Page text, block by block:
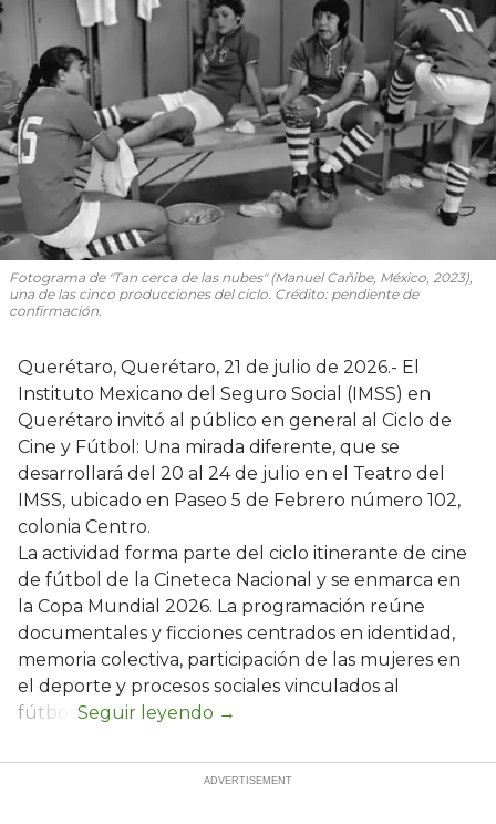
Fotograma de "Tan cerca de las nubes" (Manuel Cañibe, México, 2023),
una de las cinco producciones del ciclo. Crédito: pendiente de
confirmación.
Querétaro, Querétaro, 21 de julio de 2026.- El
Instituto Mexicano del Seguro Social (IMSS) en
Querétaro invitó al público en general al Ciclo de
Cine y Fútbol: Una mirada diferente, que se
desarrollará del 20 al 24 de julio en el Teatro del
IMSS, ubicado en Paseo 5 de Febrero número 102,
colonia Centro.
La actividad forma parte del ciclo itinerante de cine
de fútbol de la Cineteca Nacional y se enmarca en
la Copa Mundial 2026. La programación reúne
documentales y ficciones centrados en identidad,
memoria colectiva, participación de las mujeres en
el deporte y procesos sociales vinculados al
fútbol.